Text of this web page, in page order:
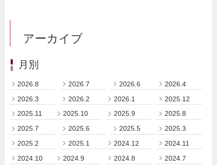
アーカイブ
月別
2026.8 2026.7 2026.6
2026.4
2026.3
2026.2 2026.1
2025.12
2025.11
2025.10 2025.9
2025.8
2025.7
2025.6 2025.5
2025.3
2025.2
2025.1 2024.12
2024.11
2024.10
2024.9 2024.8
2024.7